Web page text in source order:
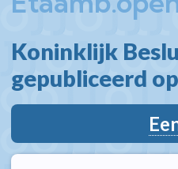
Koninklijk
gepubliceerd op